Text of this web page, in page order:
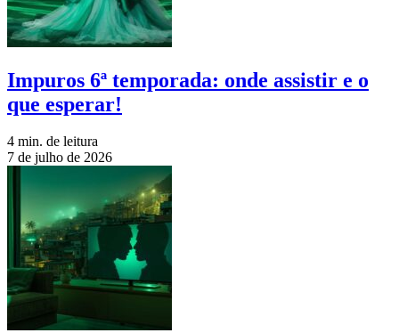
Impuros 6ª temporada: onde assistir e o
que esperar!
4 min. de leitura
7 de julho de 2026